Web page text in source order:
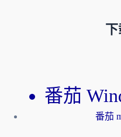
番茄
番茄